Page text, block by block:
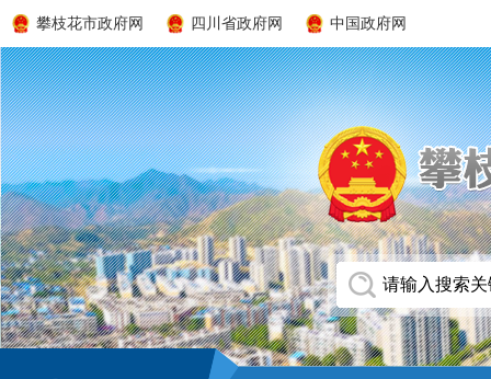
攀枝花市政府网 四川省政府网 中国政府网